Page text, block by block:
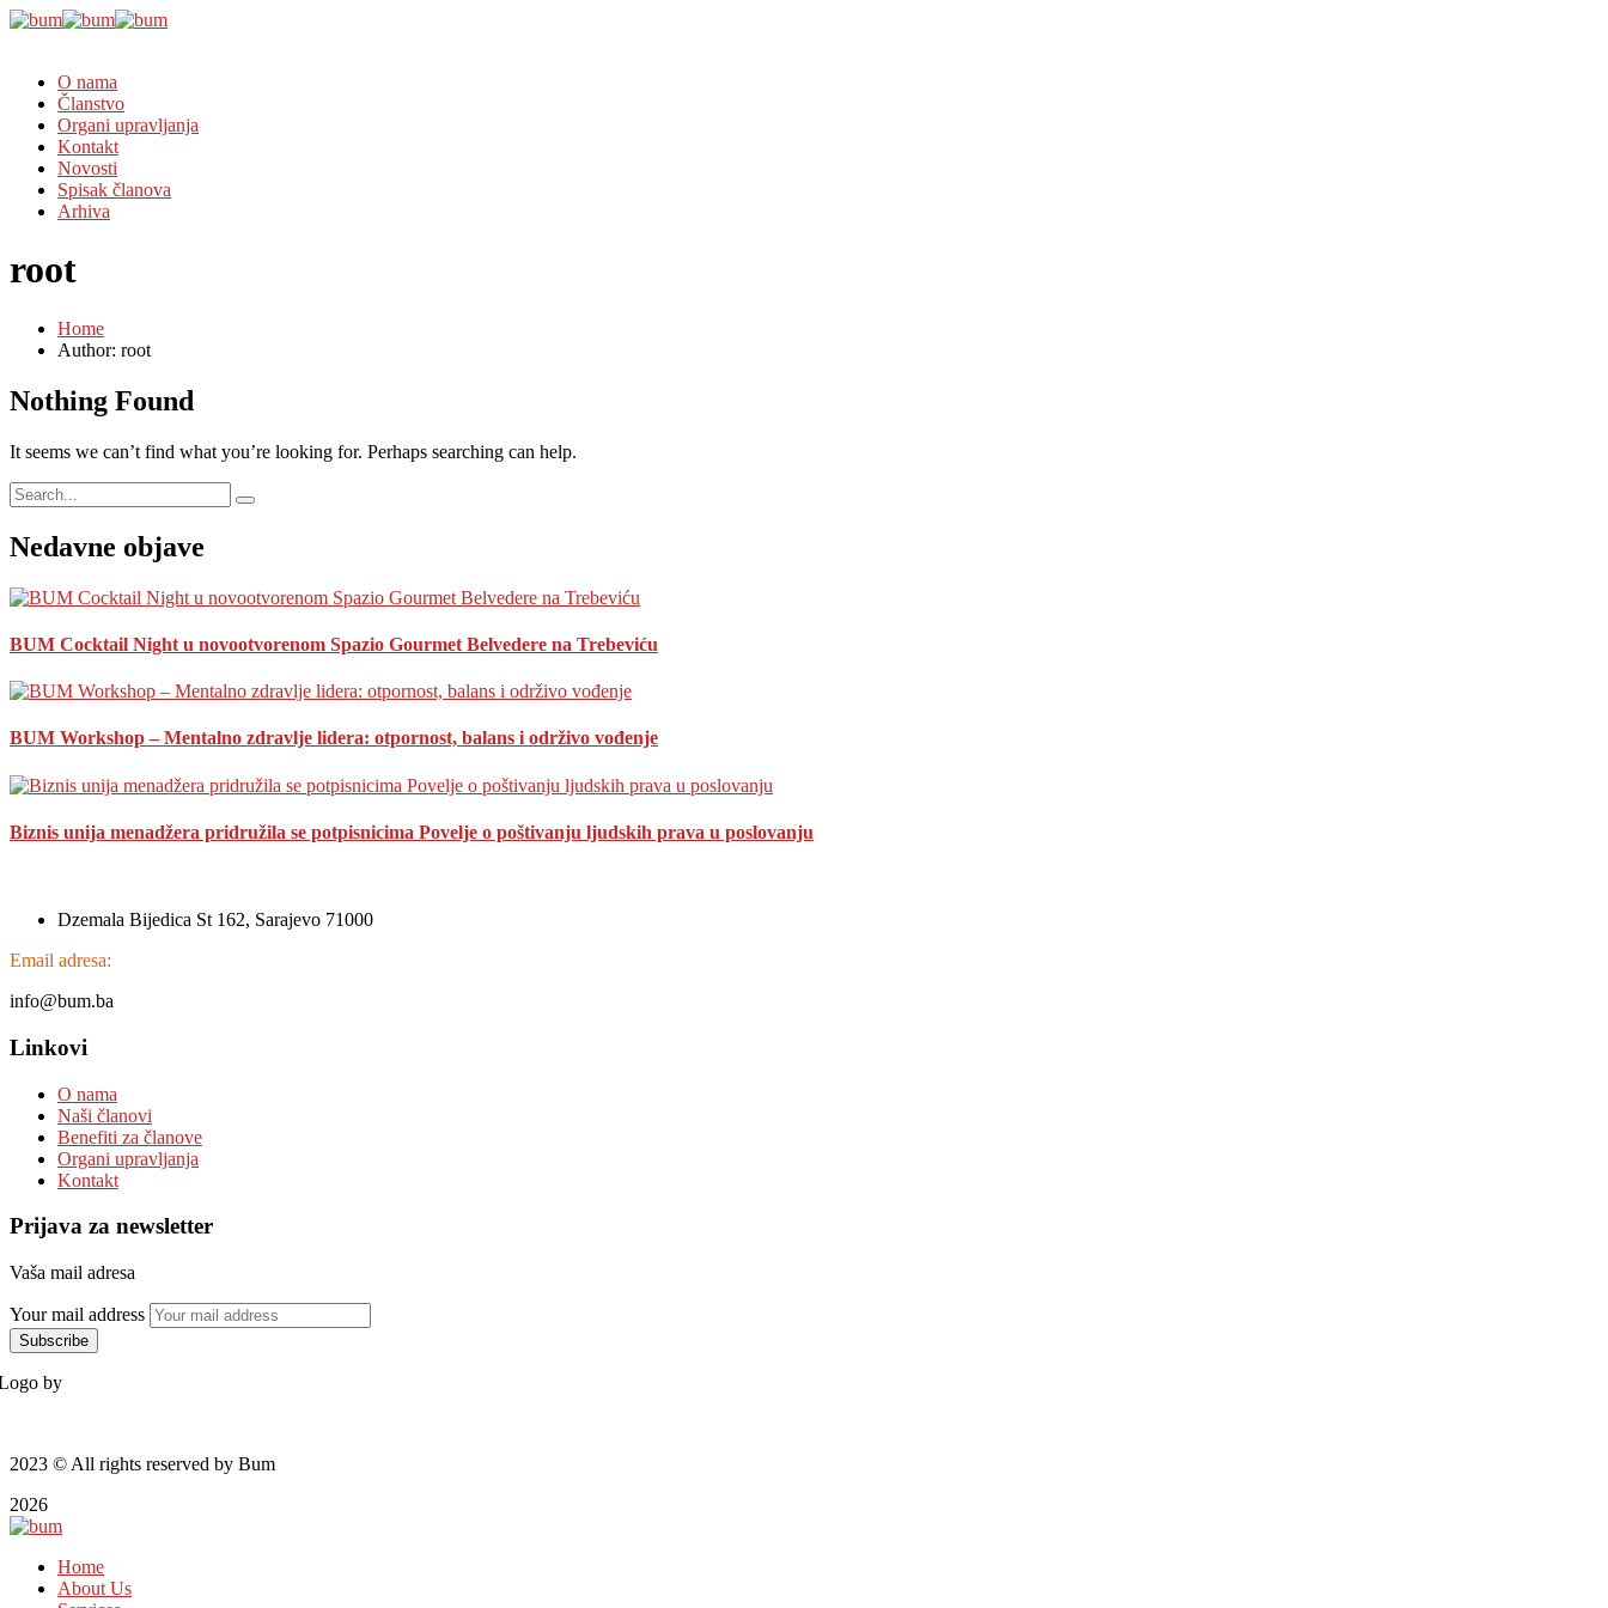
O nama
Članstvo
Organi upravljanja
Kontakt
Novosti
Spisak članova
Arhiva
root
Home
Author: root
Nothing Found
It seems we can’t find what you’re looking for. Perhaps searching can help.
Nedavne objave
BUM Cocktail Night u novootvorenom Spazio Gourmet Belvedere na Trebeviću
BUM Workshop – Mentalno zdravlje lidera: otpornost, balans i održivo vođenje
Biznis unija menadžera pridružila se potpisnicima Povelje o poštivanju ljudskih prava u poslovanju
Dzemala Bijedica St 162, Sarajevo 71000
Email adresa:
info@bum.ba
Linkovi
O nama
Naši članovi
Benefiti za članove
Organi upravljanja
Kontakt
Prijava za newsletter
Vaša mail adresa
Your mail address
by
2023 © All rights reserved by Bum
2026
Home
About Us